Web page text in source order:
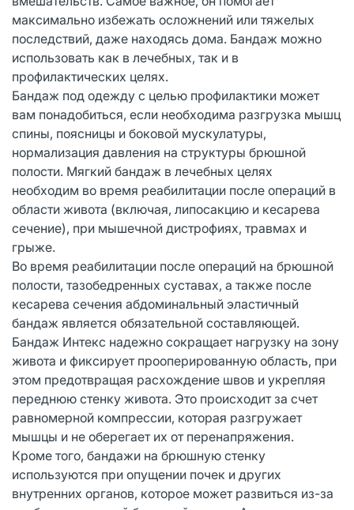
максимально избежать осложнений или тяжелых
последствий, даже находясь дома. Бандаж можно
использовать как в лечебных, так и в
профилактических целях.
Бандаж под одежду с целью профилактики может
вам понадобиться, если необходима разгрузка мышц
спины, поясницы и боковой мускулатуры,
нормализация давления на структуры брюшной
полости. Мягкий бандаж в лечебных целях
необходим во время реабилитации после операций в
области живота (включая, липосакцию и кесарева
сечение), при мышечной дистрофиях, травмах и
грыже.
Во время реабилитации после операций на брюшной
полости, тазобедренных суставах, а также после
кесарева сечения абдоминальный эластичный
бандаж является обязательной составляющей.
Бандаж Интекс надежно сокращает нагрузку на зону
живота и фиксирует прооперированную область, при
этом предотвращая расхождение швов и укрепляя
переднюю стенку живота. Это происходит за счет
равномерной компрессии, которая разгружает
мышцы и не оберегает их от перенапряжения.
Кроме того, бандажи на брюшную стенку
используются при опущении почек и других
внутренних органов, которое может развиться из-за